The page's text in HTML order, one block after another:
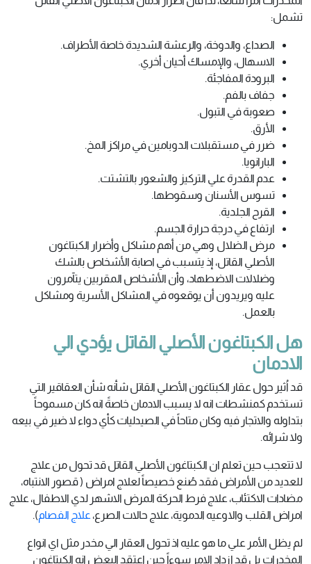
تشمل:
الصداع، والدوخة، والرعشة الشديدة خاصة الأطراف.
الاسهال، والإمساك أحيان أخري.
البرودة المفاجئة.
جفاف بالفم.
صعوبة في التبول.
الأرق.
ضرر في مستقبلات الدوبامين في مراكز المخ.
البارانويا.
عدم القدرة علي التركيز والشعور بالتشتت.
تسوس الأسنان وسقوطها.
القرح الجلدية.
ارتفاع في درجة حرارة الجسم.
مرض الضلال وهي من أهم مشاكل وأضرار الكبتاغون
الأصلي القاتل، إذ يتسبب في اصابة الأشخاص بالشك
وضلالات الاضطهاد، وأن الأشخاص المقربين يتآمرون
عليه ويريدون أن يوقعوه في المشاكل الأسرية ومشاكل
بالعمل.
هل الكبتاغون الأصلي القاتل يؤدي الي
الادمان
قد اُثير حول عقار الكبتاغون الأصلي القاتل شأنه شأن العقاقير التي
تستخدم كمنشطات انه لا يسبب الادمان خاصةً انه كان مسموحاً
بتداوله والاتجار فيه وكان متاحاً في الصيدليات كأي دواء لا ضير في بيعه
ولا شرائه.
لا تتعجب حين تعلم ان الكبتاغون الأصلي القاتل قد تحول من علاج
للعديد من الأمراض فقد صُنع خصيصاً لعلاج امراض ( قصور الانتباه،
مضادات الاكتئاب، علاج فرط الحركة المرض الاشهر لدي الاطفال، علاج
امراض القلب والاوعيه الدموية، علاج حالات الصرع،علاج الفصام).
لم يظل الأمر علي ما هو عليه اذ تحول العقار الي مخدر مثل اي انواع
المخدرات بل قد ازداد الامر سوءاً حين اعتقد البعض انه الكبتاغون